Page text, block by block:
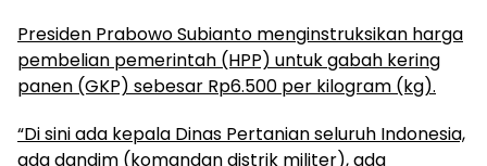
Presiden Prabowo Subianto menginstruksikan harga
pembelian pemerintah (HPP) untuk gabah kering
panen (GKP) sebesar Rp6.500 per kilogram (kg).
“Di sini ada kepala Dinas Pertanian seluruh Indonesia,
ada dandim (komandan distrik militer), ada